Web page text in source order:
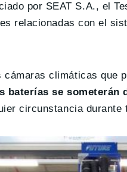
por SEAT S.A., el
relacionadas con el
climáticas que
baterías se someterán
circunstancia durante